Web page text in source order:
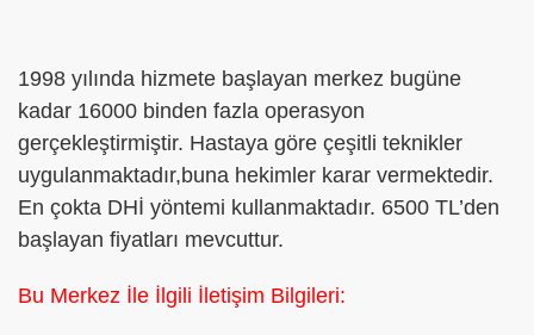
1998 yılında hizmete başlayan merkez bugüne
kadar 16000 binden fazla operasyon
gerçekleştirmiştir. Hastaya göre çeşitli teknikler
uygulanmaktadır,buna hekimler karar vermektedir.
En çokta DHİ yöntemi kullanmaktadır. 6500 TL’den
başlayan fiyatları mevcuttur.
Bu Merkez İle İlgili İletişim Bilgileri: